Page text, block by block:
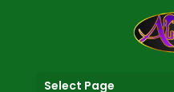
Select Page